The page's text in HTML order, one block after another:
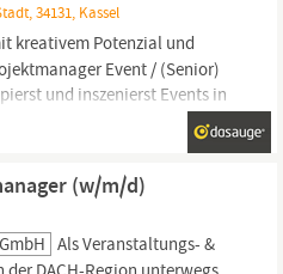
34131, Kassel
kreativem Potenzial und
Event / (Senior)
und inszenierst Events in
Ansprechpartner
du die Verantwortung für
der Konzeption bis zur
(w/m/d)
Als Veranstaltungs- &